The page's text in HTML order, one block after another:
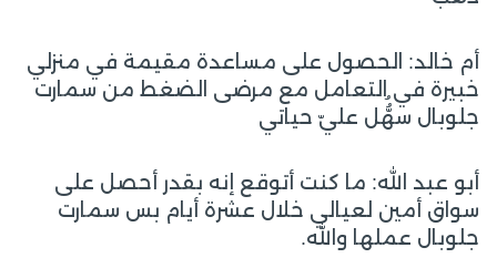
أم خالد: الحصول على مساعدة مقيمة في منزلي
خبيرة في التعامل مع مرضى الضغط من سمارت
جلوبال سهُُّل عليّ حياتي
أبو عبد الله: ما كنت أتوقع إنه بقدر أحصل على
سواق أمين لعيالي خلال عشرة أيام بس سمارت
جلوبال عملها والله.